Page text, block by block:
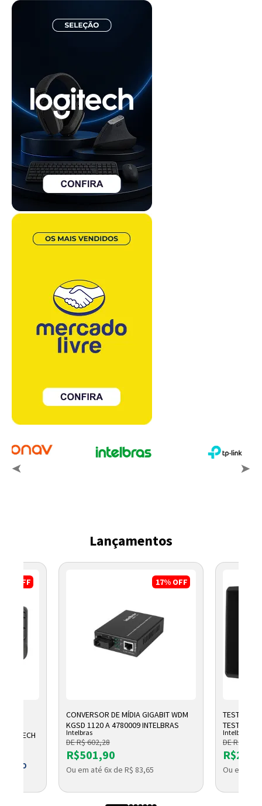
Lançamentos
OFF 17% OFF
CONVERSOR DE MÍDIA GIGABIT WDM
KGSD 1120 A 4780009 INTELBRAS
Intelbras
DE R$ 602,28
R$501,90
Ou em até 6x de R$ 83,65
TESTADOR
TESTER
Intelbras
DE R$
Ou em até